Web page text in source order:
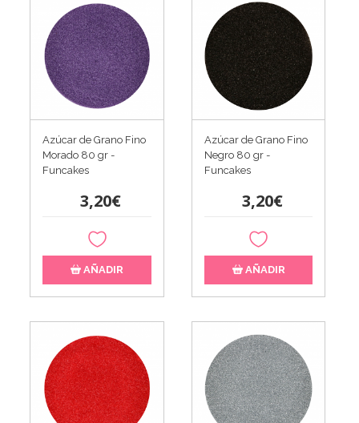
Azúcar de Grano Fino
Morado 80 gr -
Funcakes
3,20€
AÑADIR
Azúcar de Grano Fino
Negro 80 gr -
Funcakes
3,20€
AÑADIR